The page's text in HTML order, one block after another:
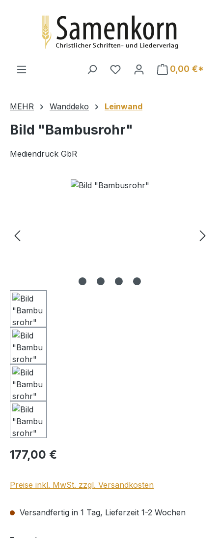
0,00 €*
MEHR Wanddeko Leinwand
Bild "Bambusrohr"
Mediendruck GbR
Bildergalerie überspringen
Regulärer Preis:
177,00 €
Preise inkl. MwSt. zzgl. Versandkosten
Versandfertig in 1 Tag, Lieferzeit 1-2 Wochen